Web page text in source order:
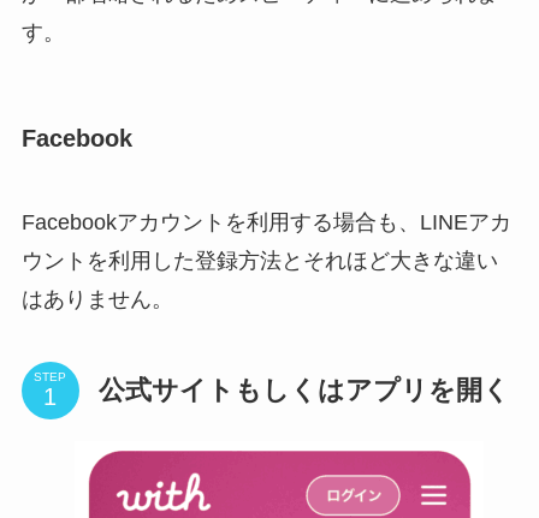
す。
Facebook
Facebookアカウントを利用する場合も、LINEアカ
ウントを利用した登録方法とそれほど大きな違い
はありません。
STEP 公式サイトもしくはアプリを開く